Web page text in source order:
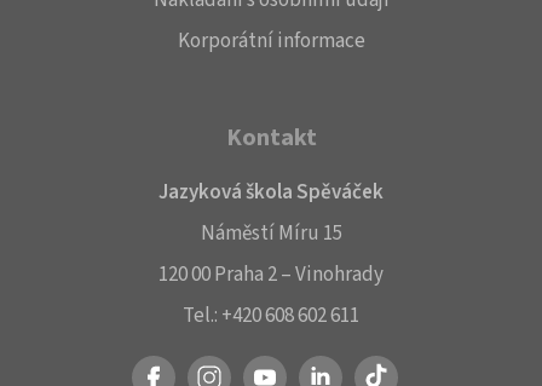
Korporátní informace
Kontakt
Jazyková škola Spěváček
Náměstí Míru 15
120 00 Praha 2 – Vinohrady
Tel.: +420 608 602 611